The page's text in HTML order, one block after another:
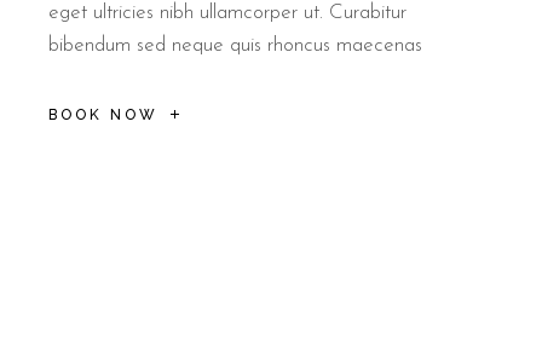
eget ultricies nibh ullamcorper ut. Curabitur
bibendum sed neque quis rhoncus maecenas
BOOK NOW